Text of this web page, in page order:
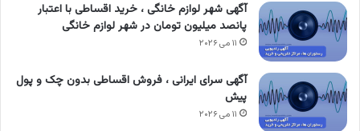
آگهی شهر لوازم خانگی ، خرید اقساطی با اعتبار
پانصد میلیون تومان در شهر لوازم خانگی
۱۱ می ۲۰۲۶
آگهی سرای ایرانی ، فروش اقساطی بدون چک و پول
پیش
۱۱ می ۲۰۲۶